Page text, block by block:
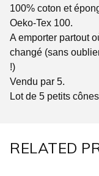
100% coton et
Oeko-Tex 100.
A emporter partout
changé (sans
!)
Vendu par 5.
Lot de 5 petits
RELATED